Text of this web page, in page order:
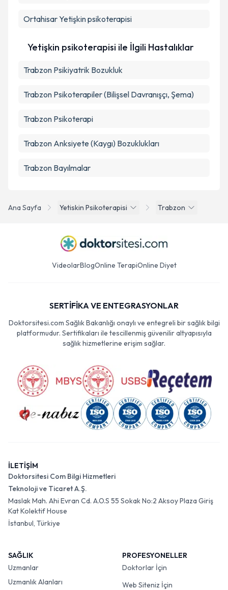
Takvim Talebini Gönder
Ana Sayfa Yetiskin Psikoterapisi Trabzon
OrtahisarYetişkin psikoterapisi
Yetişkin psikoterapisi ile İlgili Hastalıklar
Trabzon Psikiyatrik Bozukluk
Trabzon Psikoterapiler (Bilişsel Davranışçı, Şema)
Trabzon Psikoterapi
Trabzon Anksiyete (Kaygı) Bozuklukları
Trabzon Bayılmalar
VideolarBlogOnline TerapiOnline Diyet
SERTİFİKA VE ENTEGRASYONLAR
Doktorsitesi.com Sağlık Bakanlığı onaylı ve entegreli bir sağlık bilgi
platformudur. Sertifikaları ile tescillenmiş güvenilir altyapısıyla
sağlık hizmetlerine erişim sağlar.
İLETİŞİM
Doktorsitesi Com Bilgi Hizmetleri
Teknoloji ve Ticaret A.Ş.
Maslak Mah. Ahi Evran Cd. A.O.S 55 Sokak No:2 Aksoy Plaza Giriş
Kat Kolektif House
İstanbul, Türkiye
SAĞLIK
Uzmanlar
Uzmanlık Alanları
PROFESYONELLER
Doktorlar İçin
Web Siteniz İçin